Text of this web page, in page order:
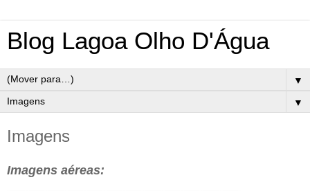
Blog Lagoa Olho D'Água
▼
▼
Imagens
Imagens aéreas: